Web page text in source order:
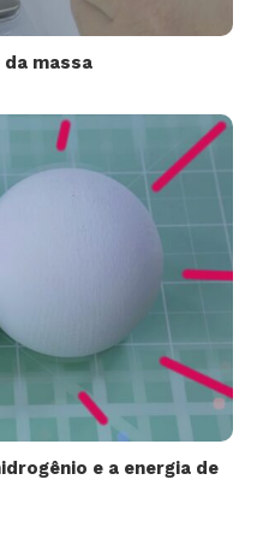
massa
e a energia de